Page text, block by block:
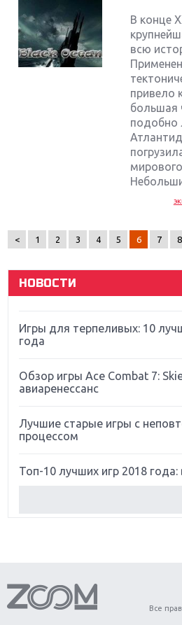
В конце
всю
привело
большая
подобно
< 1 2 3 4 5 6 7 8
НОВОСТИ
Крупнейшие релизы мая:
Новинки для Nintendo
Far Cry 5: хвалить нельзя
Игры для терпеливых: 10
года
Обзор игры Ace Combat 7:
авиаренессанс
Лучшие старые игры с
процессом
Топ-10 лучших игр 2018
Обзор игры Forza Horizon 4:
Все